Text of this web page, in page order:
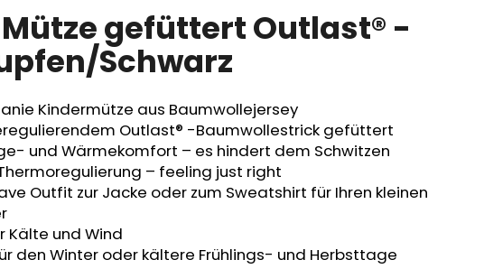
gefüttert Outlast® -
Schwarz
Kindermütze aus Baumwollejersey
Outlast® -Baumwollestrick gefüttert
und Wärmekomfort – es hindert dem Schwitzen
– feeling just right
Outfit zur Jacke oder zum Sweatshirt für Ihren kleinen
Kälte und Wind
den Winter oder kältere Frühlings- und Herbsttage
OUTLAST® -